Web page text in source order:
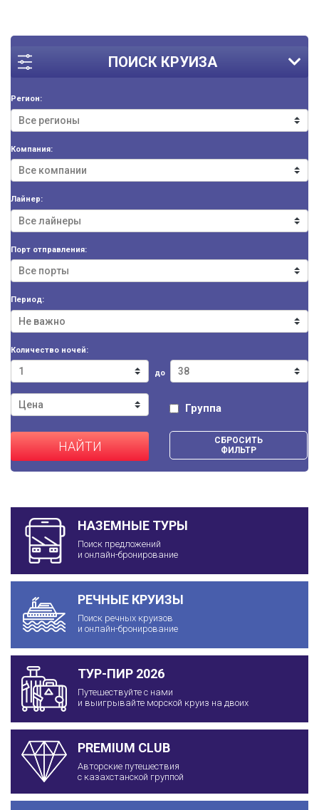
ПОИСК КРУИЗА
Регион:
Компания:
Лайнер:
Порт отправления:
Период:
Количество ночей:
до
Группа
НАЙТИ
СБРОСИТЬ
ФИЛЬТР
НАЗЕМНЫЕ ТУРЫ
Поиск предложений
и онлайн-бронирование
РЕЧНЫЕ КРУИЗЫ
Поиск речных круизов
и онлайн-бронирование
ТУР-ПИР 2026
Путешествуйте с нами
и выигрывайте морской круиз на двоих
PREMIUM CLUB
Авторские путешествия
с казахстанской группой